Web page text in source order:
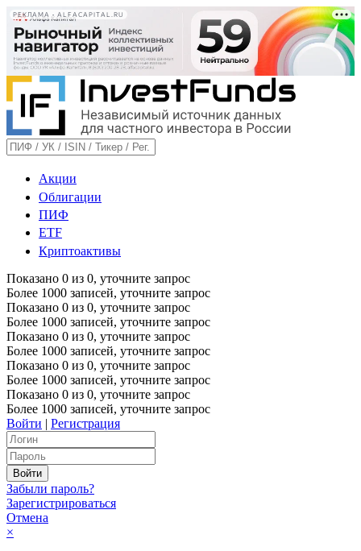
РЕКЛАМА • ALFACAPITAL.RU
Акции
Облигации
ПИФ
ETF
Криптоактивы
Показано 0 из 0, уточните запрос
Более 1000 записей, уточните запрос
Показано 0 из 0, уточните запрос
Более 1000 записей, уточните запрос
Показано 0 из 0, уточните запрос
Более 1000 записей, уточните запрос
Показано 0 из 0, уточните запрос
Более 1000 записей, уточните запрос
Показано 0 из 0, уточните запрос
Более 1000 записей, уточните запрос
Войти | Регистрация
Забыли пароль?
Зарегистрироваться
Отмена
×